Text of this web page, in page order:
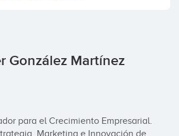
González Martínez
para el Crecimiento Empresarial.
Marketing e Innovación de